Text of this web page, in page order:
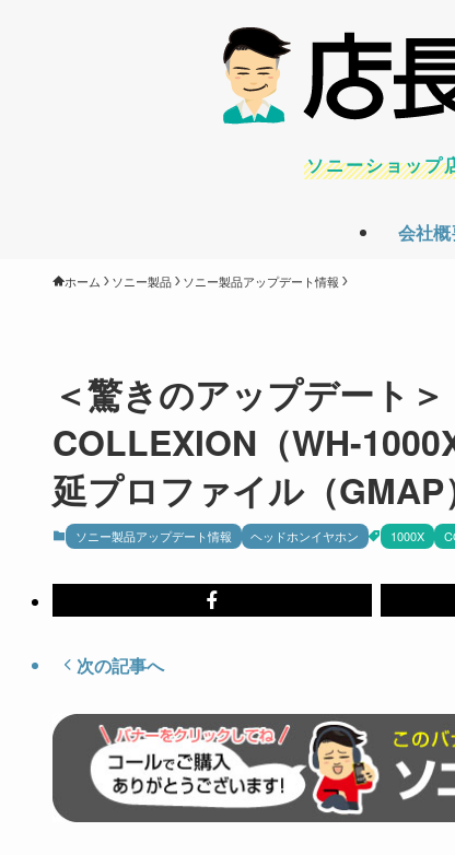
会社
ソニーショップ
ホーム ソニー製品 ソニー製品アップデート情報
＜驚きのアップデート
COLLEXION（WH-
延プロファイル（GMAP
ソニー製品アップデート情報 ヘッドホンイヤホン 1000X
次の記事へ